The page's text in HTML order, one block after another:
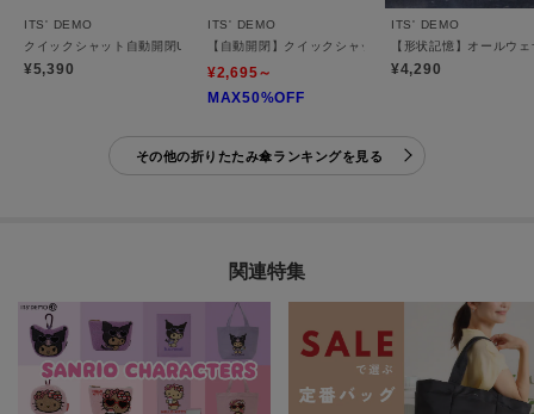
ITS' DEMO
クイックシャット自動開閉UVブロック55cm 折りたたみ傘 日傘
¥5,390
ITS' DEMO
【自動開閉】クイックシャットジャンプ55cm 折りたた
¥2,695～
MAX50%OFF
ITS' DEMO
【形状記憶】オールウ
¥4,290
その他の折りたたみ傘ランキングを見る
関連特集